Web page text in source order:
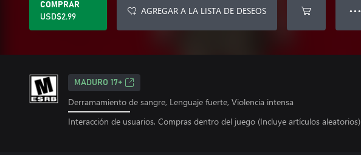
COMPRAR
USD$2.99
AGREGAR A LA LISTA DE DESEOS ● ● ●
MADURO 17+
Derramamiento de sangre, Lenguaje fuerte, Violencia intensa
Interacción de usuarios, Compras dentro del juego (Incluye artículos aleatorios)